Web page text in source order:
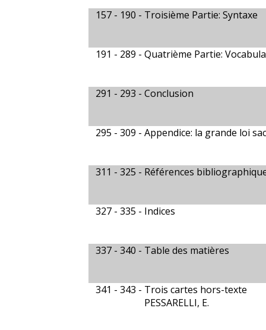
157 - 190 - Troisième Partie: Syntaxe
191 - 289 -Quatrième Partie:
291 - 293 -Conclusion
295 - 309 -Appendice: la grande loi
311 - 325 - Références
327 - 335 - Indices
337 - 340 - Table des matières
341 - 343 - Trois cartes hors-texte
PESSARELLI, E.